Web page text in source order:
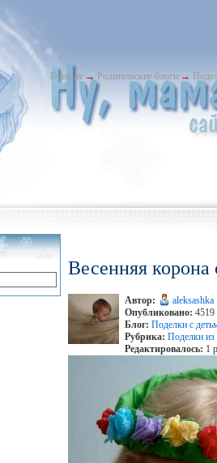
Главная → Родительские блоги →
Весенняя корона
Автор:
aleksashka
Опубликовано: 4519
Блог: Поделки с
Рубрика: Поделки из
Редактировалось: 1